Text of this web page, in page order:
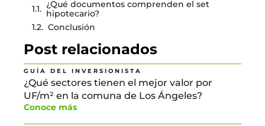
¿Qué documentos comprenden el set
hipotecario?
Conclusión
Post relacionados
GUÍA DEL INVERSIONISTA
¿Qué sectores tienen el mejor valor por
UF/m² en la comuna de Los Ángeles?
Conoce más